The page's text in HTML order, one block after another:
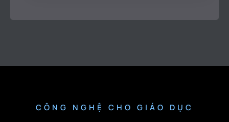
CÔNG NGHỆ CHO GIÁO DỤC